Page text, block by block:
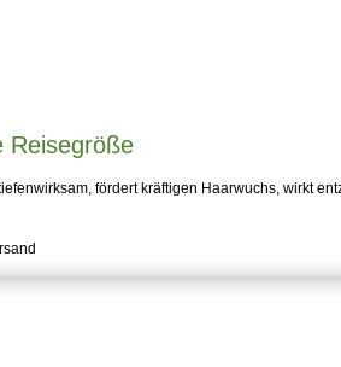
Reisegröße
fördert kräftigen Haarwuchs, wirkt